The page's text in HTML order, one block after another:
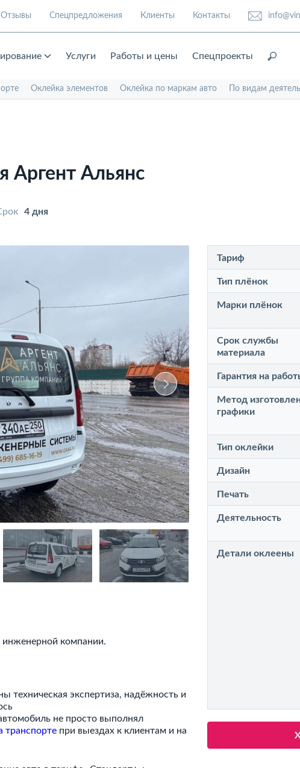
Отзывы Спецпредложения Клиенты Контакты
Услуги Работы и цены Спецпроекты
Оклейка элементов Оклейка по маркам авто По видам
Аргент Альянс
4 дня
инженерной компании.
техническая экспертиза, надёжность и
не просто выполнял
транспорте при выездах к клиентам и на
Тариф
Тип плёнок
Марки плёнок
Срок службы
материала
Гарантия на
Метод
графики
Тип оклейки
Дизайн
Печать
Деятельность
Детали оклеены